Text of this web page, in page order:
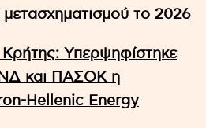
το 2026
Υπερψηφίστηκε
ΝΔ και ΠΑΣΟΚ η
Hellenic Energy